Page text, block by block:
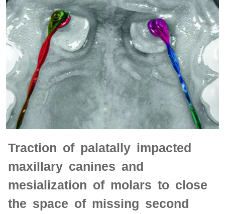
Traction of palatally impacted
maxillary canines and
mesialization of molars to close
the space of missing second